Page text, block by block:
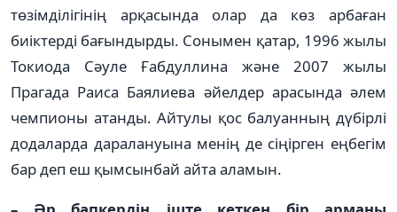
төзімділігінің арқасында олар да көз арбаған
биіктерді бағындырды. Сонымен қатар, 1996 жылы
Токиода Сәуле Ғабдуллина және 2007 жылы
Прагада Раиса Баялиева әйелдер арасында әлем
чемпионы атанды. Айтулы қос балуанның дүбірлі
додаларда даралануына менің де сіңірген еңбегім
бар деп еш қымсынбай айта аламын.